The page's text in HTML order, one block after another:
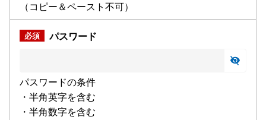
（コピー＆ペースト不可）
パスワード
パスワードの条件
・半角英字を含む
・半角数字を含む